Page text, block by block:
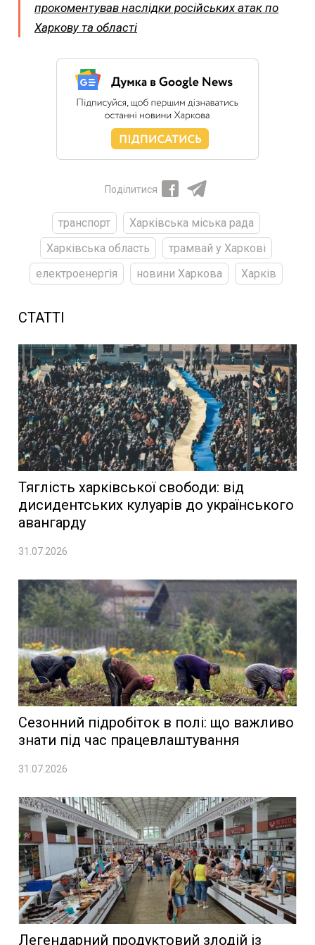
прокоментував наслідки російських атак по
Харкову та області
Поділитися
транспорт
Харківська міська рада
Харківська область
трамвай у Харкові
електроенергія
новини Харкова Харків
СТАТТІ
Тяглість харківської свободи: від
дисидентських кулуарів до українського
авангарду
31.07.2026
Сезонний підробіток в полі: що важливо
знати під час працевлаштування
31.07.2026
Легендарний продуктовий злодій із